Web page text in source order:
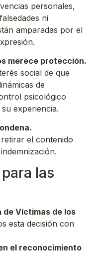
personales,
ni
amparadas por el
merece protección.
social de que
de
psicológico
experiencia.
el contenido
las
de Víctimas de los
esta decisión con
el reconocimiento